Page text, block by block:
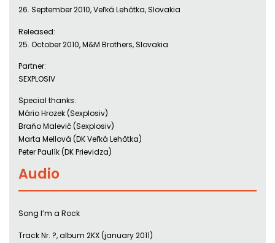
26. September 2010, Veľká Lehôtka, Slovakia
Released:
25. October 2010, M&M Brothers, Slovakia
Partner:
SEXPLOSIV
Special thanks:
Mário Hrozek (Sexplosiv)
Braňo Malevič (Sexplosiv)
Marta Mellová (DK Veľká Lehôtka)
Peter Paulík (DK Prievidza)
Audio
Song I’m a Rock
Track Nr. ?, album 2KX (january 2011)